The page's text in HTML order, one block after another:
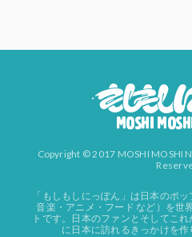
Copyright © 2017 MOSHI MOSHI
「もしもしにっぽん」は日本のポ
音楽・アニメ・フード など）を世
トです。日本のファンとそしてこ
に日本に訪れるきっかけを作